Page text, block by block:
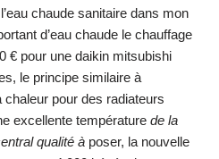
chaude sanitaire dans mon
d’eau chaude le chauffage
€ pour une daikin mitsubishi
le principe similaire à
chaleur pour des radiateurs
excellente température de la
qualité à poser, la nouvelle